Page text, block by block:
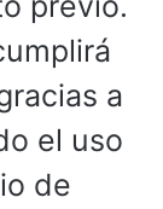
a
el uso
de